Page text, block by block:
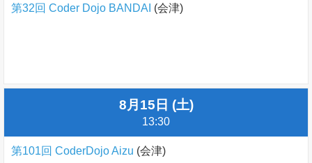
第32回 Coder Dojo BANDAI (会津)
8月15日 (土)
13:30
第101回 CoderDojo Aizu (会津)